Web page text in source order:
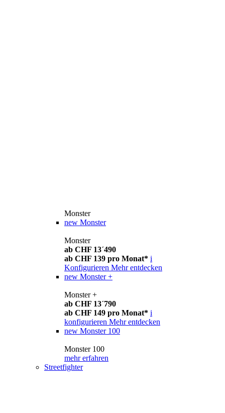
Monster
new Monster
Monster
ab CHF 13´490
ab CHF 139 pro Monat* i
Konfigurieren Mehr entdecken
new Monster +
Monster +
ab CHF 13´790
ab CHF 149 pro Monat* i
konfigurieren Mehr entdecken
new Monster 100
Monster 100
mehr erfahren
Streetfighter